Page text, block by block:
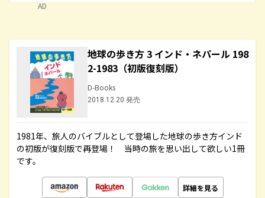
AD
地球の歩き方 3 インド・ネパール 198
2-1983（初版復刻版）
D-Books
2018.12.20 発売
1981年、旅人のバイブルとして登場した地球の歩き方インド
の初版が復刻版で再登場！ 当時の旅を思い出して欲しい1冊
です。
詳細を見る